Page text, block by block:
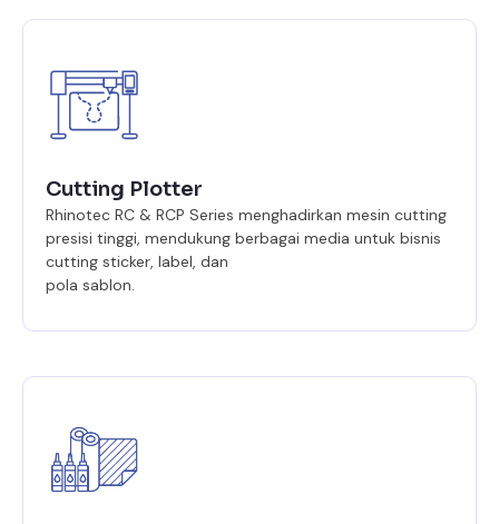
Cutting Plotter
Rhinotec RC & RCP Series menghadirkan mesin cutting
presisi tinggi, mendukung berbagai media untuk bisnis
cutting sticker, label, dan
pola sablon.